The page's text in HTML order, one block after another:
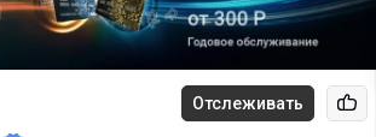
Отслеживать